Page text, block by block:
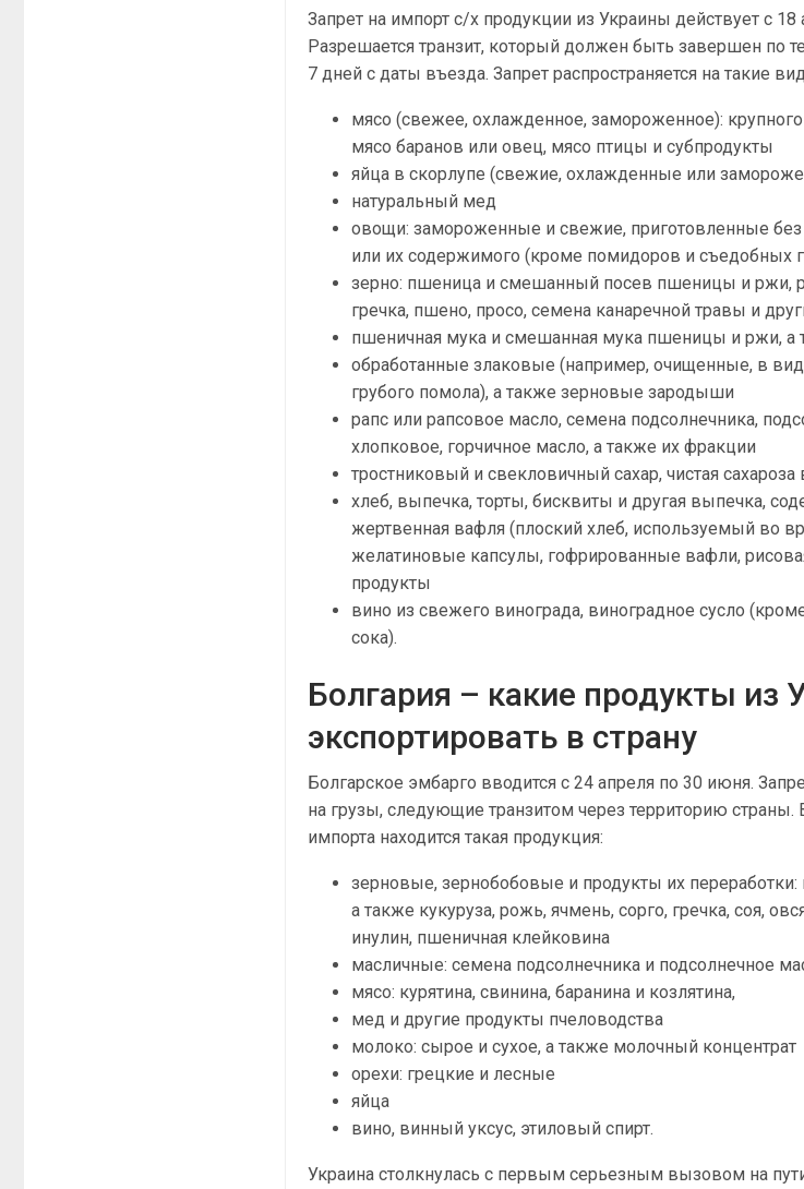
Запрет на импорт с/х продукции из Украины действует с
Разрешается транзит, который должен быть завершен по
7 дней с даты въезда. Запрет распространяется на такие
мясо (свежее, охлажденное, замороженное): крупного
мясо баранов или овец, мясо птицы и субпродукты
яйца в скорлупе (свежие, охлажденные или
натуральный мед
овощи: замороженные и свежие, приготовленные без
или их содержимого (кроме помидоров и съедобных
зерно: пшеница и смешанный посев пшеницы и ржи,
гречка, пшено, просо, семена канаречной травы и
пшеничная мука и смешанная мука пшеницы и ржи, а
обработанные злаковые (например, очищенные, в
грубого помола), а также зерновые зародыши
рапс или рапсовое масло, семена подсолнечника,
хлопковое, горчичное масло, а также их фракции
тростниковый и свекловичный сахар, чистая
хлеб, выпечка, торты, бисквиты и другая выпечка,
жертвенная вафля (плоский хлеб, используемый во
желатиновые капсулы, гофрированные вафли,
продукты
вино из свежего винограда, виноградное сусло
сока).
Болгария – какие продукты из
экспортировать в страну
Болгарское эмбарго вводится с 24 апреля по 30 июня.
на грузы, следующие транзитом через территорию страны.
импорта находится такая продукция:
зерновые, зернобобовые и продукты их
а также кукуруза, рожь, ячмень, сорго, гречка, соя,
инулин, пшеничная клейковина
масличные: семена подсолнечника и подсолнечное
мясо: курятина, свинина, баранина и козлятина,
мед и другие продукты пчеловодства
молоко: сырое и сухое, а также молочный концентрат
орехи: грецкие и лесные
яйца
вино, винный уксус, этиловый спирт.
Украина столкнулась с первым серьезным вызовом на